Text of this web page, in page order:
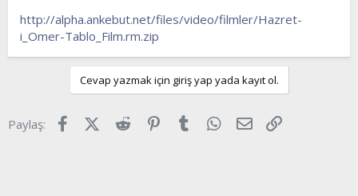
http://alpha.ankebut.net/files/video/filmler/Hazret-
i_Omer-Tablo_Film.rm.zip
Cevap yazmak için giriş yap yada kayıt ol.
Paylaş: FacebookX (Twitter)
Reddit Pinterest
Tumblr WhatsApp
E-posta